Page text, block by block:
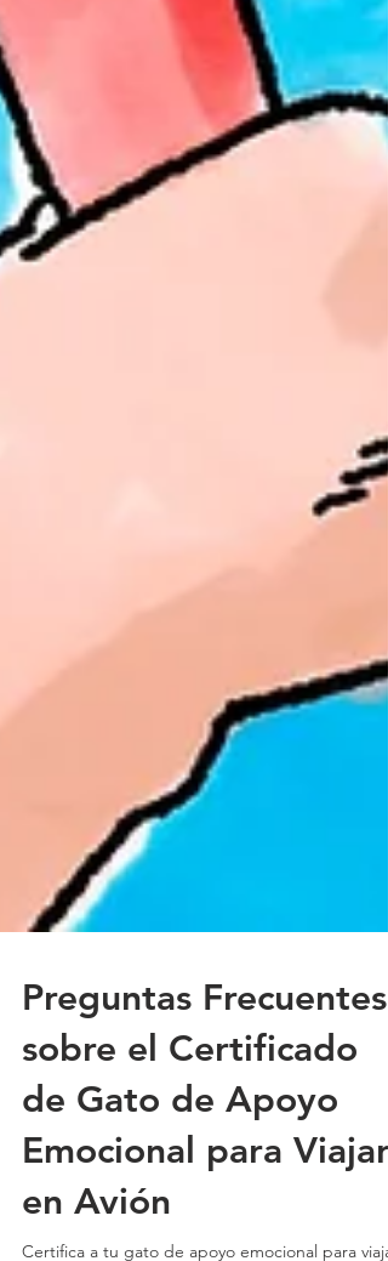
Preguntas Frecuentes
sobre el Certificado
de Gato de Apoyo
Emocional para Viajar